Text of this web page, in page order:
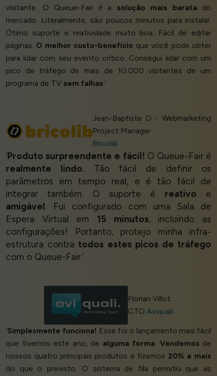
visitante. O Queue-Fair é a solução mais baratado
mercado. Literalmente, são poucos minutos para instalar.
Ótimo suporte e reatividade muito boa. Fácil de editar
páginas. O melhor custo-benefício que você pode obter
para lidar com seu evento crítico. Consegui lidar com um
pico de tráfego de mais de 10.000 visitantes de um
programa de TV sem falhas.’
Jean-Baptiste G - Webmarketing
Project Manager
Bricolib
‘Produto surpreendente e fácil! O Queue-Fair é
realmente lindo. Tão fácil de definir os
parâmetros em tempo real, e é tão fácil de
integrar também. O suporte é reativo e
amigável. Fui configurado com uma Sala de
Espera Virtual em 15 minutos, incluindo as
configurações! Portanto, protejo minha infra-
estrutura contra todos estes picos de tráfego
com o Queue-Fair.’
Florian Villot
CTOAviquali
‘Simplesmente funciona! Esse foi o lançamento mais fácil
que tivemos este ano, de alguma forma. Vendemos de
nossos quatro principais produtos e fizemos 20% a mais
do que o previsto. O sistema de fila permitiu que as